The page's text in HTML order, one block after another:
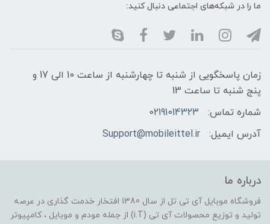
ما را در شبکه‌های اجتماعی دنبال کنید:
زمان پاسخگویی از شنبه تا چهارشنبه از ساعت 10 الی 17 و
پنج شنبه تا ساعت 13
شماره تماس:
02191014323
آدرس ایمیل:
Support@mobileittel.ir
درباره ما
فروشگاه موبایل آی تی تل از سال 1380 افتخار خدمت گذاری در عرصه
تولید و توزیع محصولات آی تی (i.T) از جمله مودم و موبایل ، کامپیوتر